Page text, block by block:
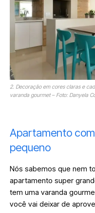
2. Decoração em cores claras e
varanda gourmet – Foto: Danyela
Apartamento
pequeno
Nós sabemos que nem
apartamento super
tem uma varanda
você vai deixar de